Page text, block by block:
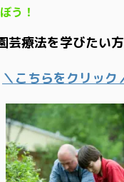
う！
芸療法を学びたい
＼こちらをクリック